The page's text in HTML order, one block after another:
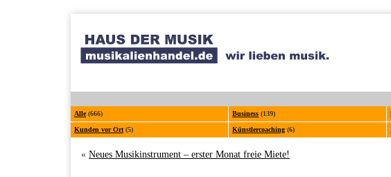
Alle(666) Business (139)
Kunden vor Ort (5) Künstlercoaching (6)
« Neues Musikinstrument – erster Monat freie Miete!